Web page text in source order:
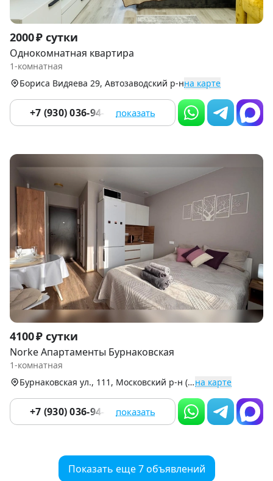
Item
1
of
2000 ₽ сутки
Однокомнатная квартира
1-комнатная
Бориса Видяева 29, Автозаводский р-нна карте
+7 (930) 036-94-04 показать
Item
1
of
4100 ₽ сутки
Norke Апартаменты Бурнаковская
1-комнатная
Бурнаковская ул., 111, Московский р-н (Центр)на карте
+7 (930) 036-94-04 показать
Показать еще 7 объявлений